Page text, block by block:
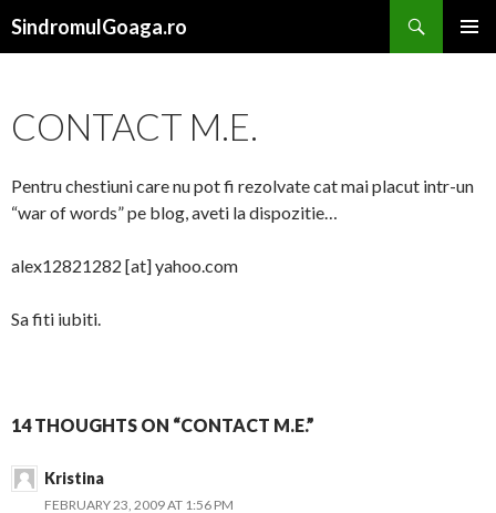
SindromulGoaga.ro
CONTACT M.E.
Pentru chestiuni care nu pot fi rezolvate cat mai placut intr-un
“war of words” pe blog, aveti la dispozitie…
alex12821282 [at] yahoo.com
Sa fiti iubiti.
14 THOUGHTS ON “CONTACT M.E.”
Kristina
FEBRUARY 23, 2009 AT 1:56 PM